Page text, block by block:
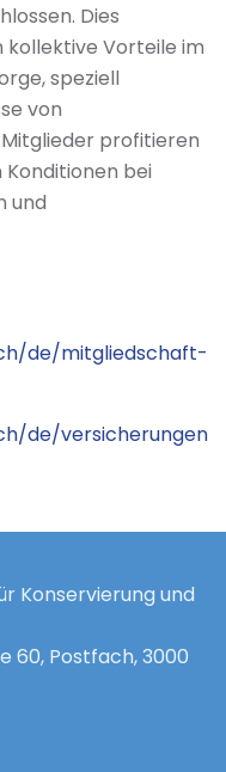
Dies
Vorteile im
speziell
von
profitieren
bei
und
de/mitgliedschaft-
de/versicherungen
Konservierung und
60, Postfach, 3000